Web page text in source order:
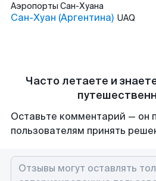
Аэропорты Сан-Хуана
Сан-Хуан (Аргентина) UAQ
Часто летаете и
Оставьте комментарий — он
пользователям принять